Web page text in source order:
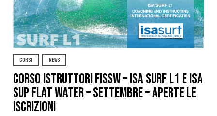
CORSI NEWS
CORSO ISTRUTTORI FISSW – ISA SURF L1 e ISA
SUP Flat Water – SETTEMBRE – APERTE LE
ISCRIZIONI